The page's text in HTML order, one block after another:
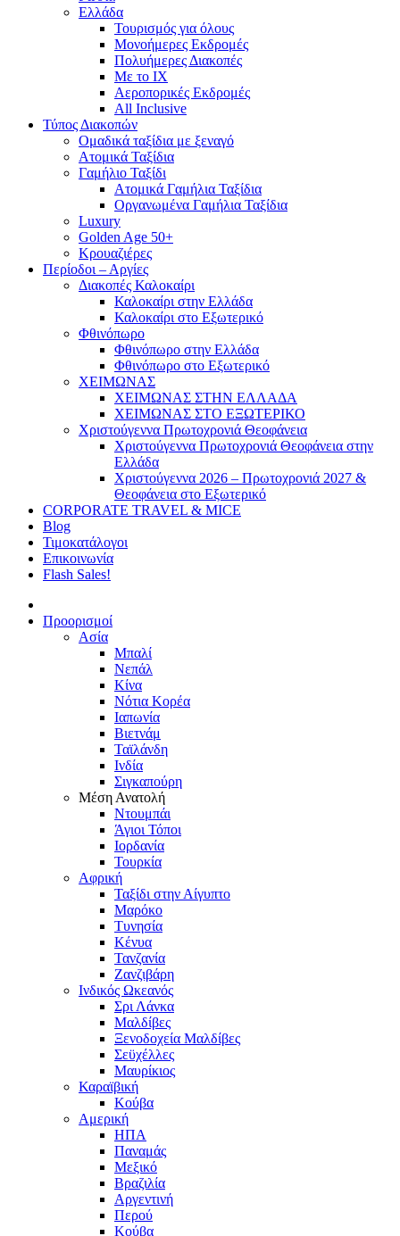
Ελλάδα
Τουρισμός για όλους
Mονοήμερες Εκδρομές
Πολυήμερες Διακοπές
Με το ΙΧ
Αεροπορικές Εκδρομές
All Inclusive
Τύπος Διακοπών
Ομαδικά ταξίδια με ξεναγό
Ατομικά Ταξίδια
Γαμήλιο Ταξίδι
Ατομικά Γαμήλια Ταξίδια
Οργανωμένα Γαμήλια Ταξίδια
Luxury
Golden Age 50+
Κρουαζιέρες
Περίοδοι – Αργίες
Διακοπές Καλοκαίρι
Καλοκαίρι στην Ελλάδα
Καλοκαίρι στο Εξωτερικό
Φθινόπωρο
Φθινόπωρο στην Ελλάδα
Φθινόπωρο στο Εξωτερικό
ΧΕΙΜΩΝΑΣ
ΧΕΙΜΩΝΑΣ ΣΤΗΝ ΕΛΛΑΔΑ
ΧΕΙΜΩΝΑΣ ΣΤΟ ΕΞΩΤΕΡΙΚΟ
Χριστούγεννα Πρωτοχρονιά Θεοφάνεια
Χριστούγεννα Πρωτοχρονιά Θεοφάνεια στην
Ελλάδα
Χριστούγεννα 2026 – Πρωτοχρονιά 2027 &
Θεοφάνεια στο Εξωτερικό
CORPORATE TRAVEL & MICE
Blog
Τιμοκατάλογοι
Επικοινωνία
Flash Sales!
Προορισμοί
Ασία
Μπαλί
Νεπάλ
Κίνα
Νότια Κορέα
Ιαπωνία
Βιετνάμ
Ταϊλάνδη
Ινδία
Σιγκαπούρη
Μέση Ανατολή
Ντουμπάι
Άγιοι Τόποι
Ιορδανία
Τουρκία
Αφρική
Ταξίδι στην Αίγυπτο
Μαρόκο
Τυνησία
Κένυα
Τανζανία
Ζανζιβάρη
Ινδικός Ωκεανός
Σρι Λάνκα
Μαλδίβες
Ξενοδοχεία Μαλδίβες
Σεϋχέλλες
Μαυρίκιος
Καραϊβική
Κούβα
Αμερική
ΗΠΑ
Παναμάς
Μεξικό
Βραζιλία
Αργεντινή
Περού
Κούβα